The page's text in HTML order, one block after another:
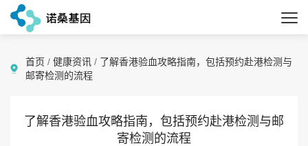
首页 / 健康资讯 / 了解香港验血攻略指南，包括预约赴港检测与
邮寄检测的流程
了解香港验血攻略指南，包括预约赴港检测与邮
寄检测的流程